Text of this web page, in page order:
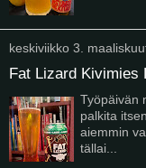
keskiviikko 3.
Fat Lizard Kivimies
Työpäivän
palkita
aiemmin
tällai...